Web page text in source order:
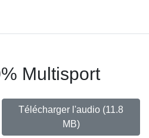
Multisport
Télécharger l'audio (11.8
MB)